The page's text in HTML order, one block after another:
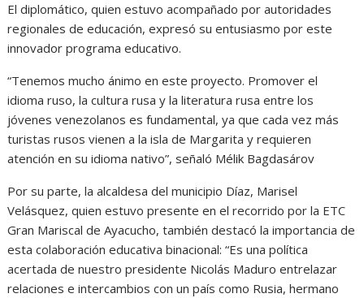
El diplomático, quien estuvo acompañado por autoridades
regionales de educación, expresó su entusiasmo por este
innovador programa educativo.
“Tenemos mucho ánimo en este proyecto. Promover el
idioma ruso, la cultura rusa y la literatura rusa entre los
jóvenes venezolanos es fundamental, ya que cada vez más
turistas rusos vienen a la isla de Margarita y requieren
atención en su idioma nativo”, señaló Mélik Bagdasárov
Por su parte, la alcaldesa del municipio Díaz, Marisel
Velásquez, quien estuvo presente en el recorrido por la ETC
Gran Mariscal de Ayacucho, también destacó la importancia de
esta colaboración educativa binacional: “Es una política
acertada de nuestro presidente Nicolás Maduro entrelazar
relaciones e intercambios con un país como Rusia, hermano